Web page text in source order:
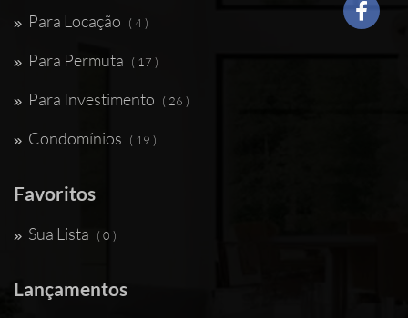
Para Locação ( 4 )
Para Permuta ( 17 )
Para Investimento ( 26 )
Condomínios ( 19 )
Favoritos
Sua Lista ( 0 )
Lançamentos